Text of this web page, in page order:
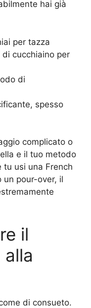
hai già
per tazza
cucchiaino per
di
spesso
complicato o
e il tuo metodo
tu usi una French
un pour-over, il
il
di consueto.